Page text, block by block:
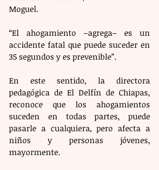
Moguel.
“El ahogamiento –agrega– es un
accidente fatal que puede suceder en
35 segundos y es prevenible”.
En este sentido, la directora
pedagógica de El Delfín de Chiapas,
reconoce que los ahogamientos
suceden en todas partes, puede
pasarle a cualquiera, pero afecta a
niños y personas jóvenes,
mayormente.